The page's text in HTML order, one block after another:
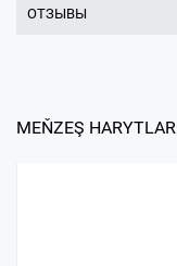
ОТЗЫВЫ
MEŇZEŞ HARYTLAR